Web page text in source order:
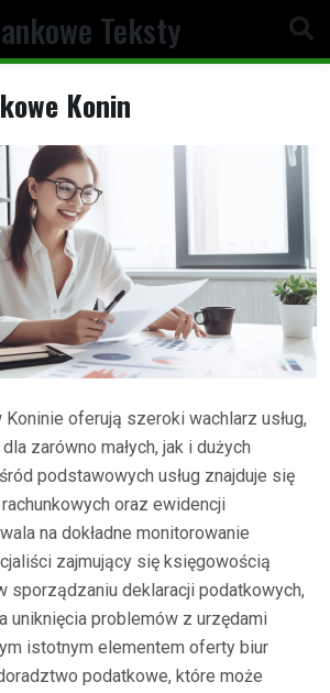
Teksty
Konin
Koninie oferują szeroki wachlarz usług,
zarówno małych, jak i dużych
podstawowych usług znajduje się
oraz ewidencji
na dokładne monitorowanie
zajmujący się księgowością
sporządzaniu deklaracji podatkowych,
uniknięcia problemów z urzędami
istotnym elementem oferty biur
podatkowe, które może